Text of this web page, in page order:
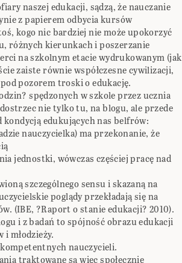
naszej edukacji, sądzą, że nauczanie
z papierem odbycia kursów
kogo nic bardziej nie może upokorzyć
różnych kierunkach i poszerzanie
na szkolnym etacie wydrukowanym (jak
zaiste równie współczesne cywilizacji,
pozorem troski o edukację.
spędzonych w szkole przez ucznia
nie tylko tu, na blogu, ale przede
edukujących nas belfrów:
nauczycielka) ma przekonanie, że
jednostki, wówczas częściej pracę nad
szczególnego sensu i skazaną na
poglądy przekładają się na
(IBE, ?Raport o stanie edukacji? 2010).
i z badań to spójność obrazu edukacji
młodzieży.
nauczycieli.
traktowane są więc społecznie